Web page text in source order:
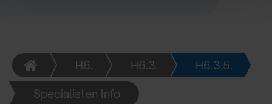
H6. H6.3. H6.3.5.
Specialisten Info